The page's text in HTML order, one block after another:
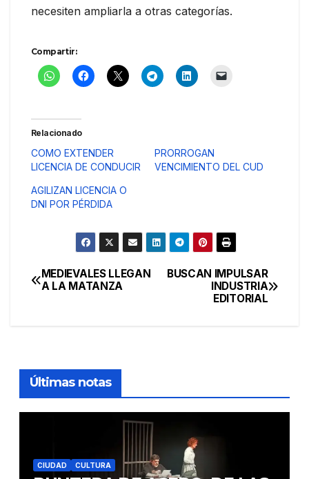
necesiten ampliarla a otras categorías.
Compartir:
Relacionado
COMO EXTENDER
LICENCIA DE CONDUCIR
PRORROGAN
VENCIMIENTO DEL CUD
AGILIZAN LICENCIA O
DNI POR PÉRDIDA
Navegación
BUSCAN IMPULSAR
INDUSTRIA
EDITORIAL
MEDIEVALES LLEGAN
A LA MATANZA
Últimas notas
CIUDAD CULTURA